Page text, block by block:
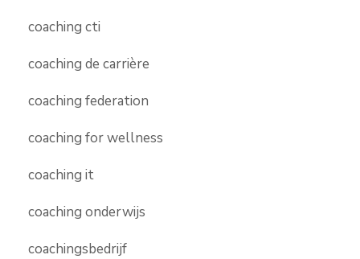
coaching cti
coaching de carrière
coaching federation
coaching for wellness
coaching it
coaching onderwijs
coachingsbedrijf